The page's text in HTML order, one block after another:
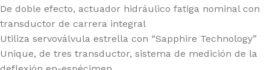
De doble efecto, actuador hidráulico fatiga nominal con
transductor de carrera integral
Utiliza servoválvula estrella con “Sapphire Technology”
Unique, de tres transductor, sistema de medición de la